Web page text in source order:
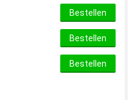
Bestellen
Bestellen
Bestellen